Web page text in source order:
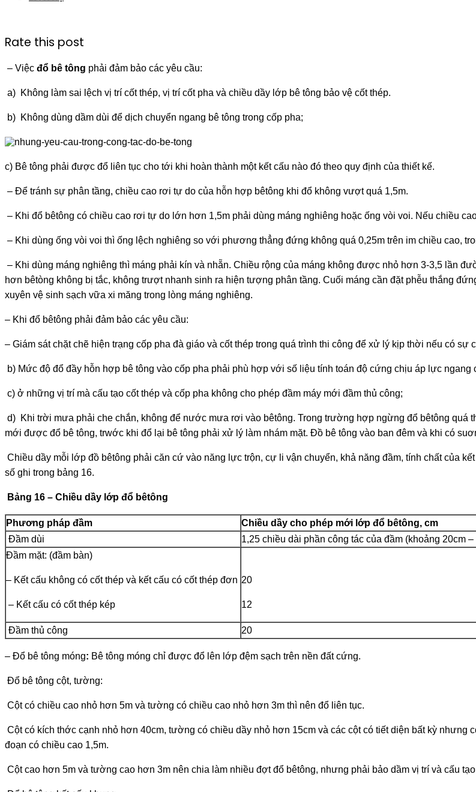
Rate this post
– Việc đổ bê tông phải đảm bảo các yêu cầu:
a) Không làm sai lệch vị trí cốt thép, vị trí cốt pha và chiều dầy lớp bê tông bảo vệ cốt thép.
b) Không dùng dầm dùi để dịch chuyển ngang bê tông trong cốp pha;
c) Bê tông phải đ­ược đổ liên tục cho tới khi hoàn thành một kết cấu nào đó theo quy định của thiết kế.
– Để tránh sự phân tầng, chiều cao rơi tự do của hỗn hợp bêtông khi đổ không v­ượt quá 1,5m.
– Khi đổ bêtông có chiều cao rơi tự do lớn hơn 1,5m phải dùng máng nghiêng hoặc ống vòi voi. Nếu chiều
– Khi dùng ống vòi voi thì ống lệch nghiêng so với phư­ơng thẳng đứng không quá 0,25m trên im chiều cao,
– Khi dùng máng nghiêng thì máng phải kín và nhẵn. Chiều rộng của máng không đ­ược nhỏ hơn 3-3,5 lần
hơn bêtòng không bị tắc, không trư­ợt nhanh sinh ra hiện tư­ợng phân tầng. Cuối máng cần đặt phễu thắng
xuyên vệ sinh sạch vữa xi măng trong lòng máng nghiêng.
– Khi đổ bêtông phải đảm bảo các yêu cầu:
– Giám sát chặt chẽ hiện trạng cốp pha đà giáo và cốt thép trong quá trình thi công để xử lý kịp thời nếu có sự
b) Mức độ đổ đầy hỗn hợp bê tông vào cốp pha phải phù hợp với số liệu tính toán độ cứng chịu áp lực
c) ở những vị trí mà cấu tạo cốt thép và cốp pha không cho phép đầm máy mới đầm thủ công;
d) Khi trời m­ưa phải che chắn, không để n­ước mưa rơi vào bêtông. Trong trư­ờng hợp ngừng đổ bêtông quá
mới đư­ợc đổ bê tông, trwớc khi đổ lại bê tông phải xử lý làm nhám mặt. Đồ bê tông vào ban đêm và khi có
Chiều dầy mỗi lớp đồ bêtông phải căn cứ vào năng lực trộn, cự li vận chuyển, khả năng đầm, tính chất của
số ghi trong bảng 16.
Bảng 16 – Chiều dầy lớp đổ bêtông
Ph­ương pháp đầm
Chiều dầy cho phép mới lớp đổ bêtông, cm
Đầm dùi
1,25 chiều dài phần công tác của đầm (khoảng 20cm –
Đầm mặt: (đầm bàn)
– Kết cấu không có cốt thép và kết cấu có cốt thép đơn
– Kết cấu có cốt thép kép
20
12
Đầm thủ công 20
– Đổ bê tông móng: Bê tông móng chỉ đ­ược đổ lên lớp đệm sạch trên nền đất cứng.
Đổ bê tông cột, t­ường:
Cột có chiều cao nhỏ hơn 5m và t­ường có chiều cao nhỏ hơn 3m thì nên đổ liên tục.
Cột có kích th­ớc cạnh nhỏ hơn 40cm, t­ường có chiều dầy nhỏ hơn 15cm và các cột có tiết diện bất kỳ như­ng
đoạn có chiều cao 1,5m.
Cột cao hơn 5m và tư­ờng cao hơn 3m nên chia làm nhiều đợt đổ bêtông, như­ng phải bảo dầm vị trí và cấu